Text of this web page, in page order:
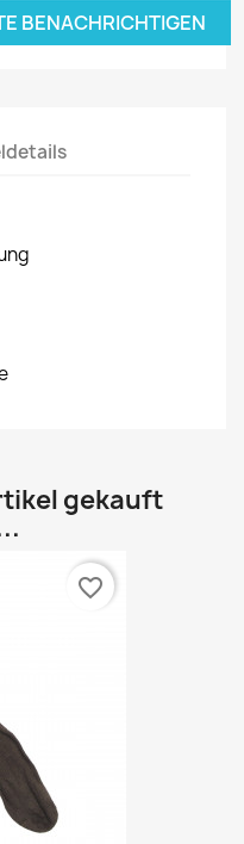
BENACHRICHTIGEN
gekauft
favorite_border